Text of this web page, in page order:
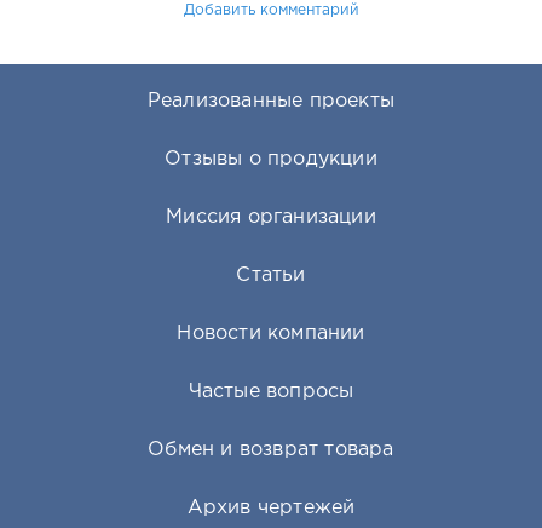
Добавить комментарий
Реализованные проекты
Отзывы о продукции
Миссия организации
Статьи
Новости компании
Частые вопросы
Обмен и возврат товара
Архив чертежей